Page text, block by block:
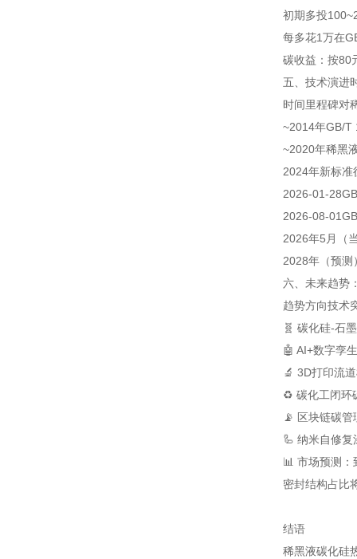
初期多投
每多花1万在
碳收益：按80
五、技术演进
时间里程碑对
~2014年GB/T
~2020年稀黑
2024年新标准
2026-01-28
2026-08-01
2026年5月（
2028年（预测
六、未来趋势
趋势方向技术
🧬 碳化硅-石
🤖 AI+数字孪生
🔬 3D打印流道
♻️ 碳化工闭环
📡 区块链碳管
🦾 纳米自修复
📊 市场预测
密封结构占比
结语
稀黑液碳化硅